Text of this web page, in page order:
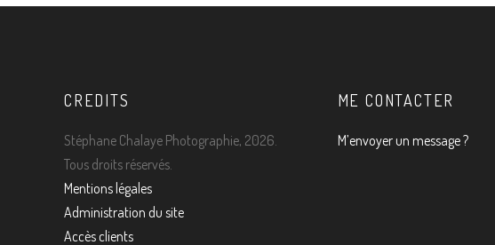
CREDITS
Stéphane Chalaye Photographie, 2026.
Tous droits réservés.
Mentions légales
Administration du site
Accès clients
ME CONTACTER
M’envoyer un message ?